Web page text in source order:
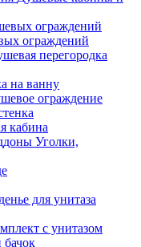
ограждений
перегородка
на ванну
ограждение
кабина
Уголки,
для унитаза
с унитазом